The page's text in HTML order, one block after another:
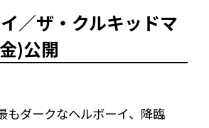
イ／ザ・クルキッドマ
)公開
もダークなヘルボーイ、降臨